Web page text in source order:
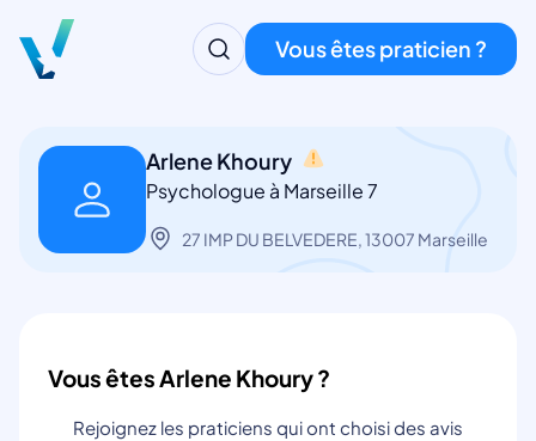
Vous êtes praticien ?
Arlene Khoury
Psychologue à Marseille 7
27 IMP DU BELVEDERE, 13007 Marseille
Vous êtes Arlene Khoury ?
Rejoignez les praticiens qui ont choisi des avis